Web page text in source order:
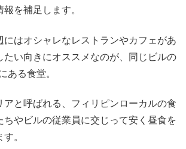
を補足します。
にはオシャレなレストランやカフェがあ
たい向きにオススメなのが、同じビルの
ある食堂。
アと呼ばれる、フィリピンローカルの食
ちやビルの従業員に交じって安く昼食を
。